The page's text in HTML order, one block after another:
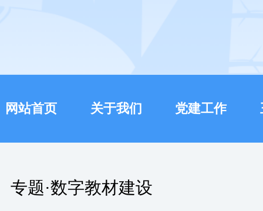
网站首页 关于我们 党建工作
专题·数字教材建设